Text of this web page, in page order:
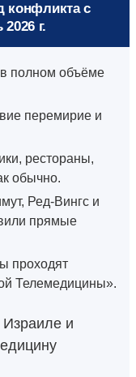
конфликта с
г.
полном объёме
перемирие и
рестораны,
обычно.
Ред-Вингс и
прямые
проходят
Телемедицины».
и